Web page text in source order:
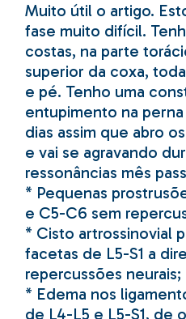
Muito útil o artigo.
fase muito difícil.
costas, na parte
superior da coxa,
e pé. Tenho uma
entupimento na
dias assim que abro
e vai se agravando
ressonâncias mês
* Pequenas
e C5-C6 sem
* Cisto artrossinovial
facetas de L5-S1 a
repercussões neurais;
* Edema nos
de L4-L5 e L5-S1, de